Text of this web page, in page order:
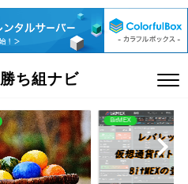
勝ち組ナビ
BitMEX